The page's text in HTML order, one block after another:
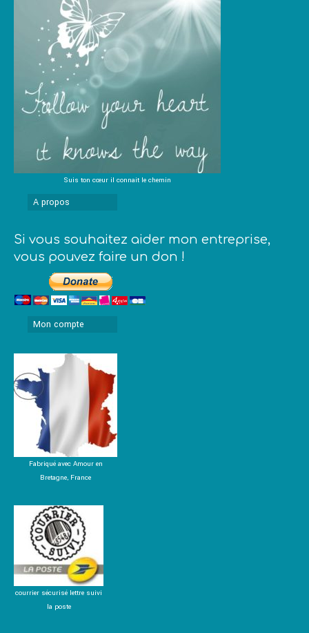
Suis ton cœur il connait le chemin
A propos
Si vous souhaitez aider mon entreprise,
vous pouvez faire un don !
Mon compte
Fabriqué avec Amour en
Bretagne, France
courrier sécurisé lettre suivi
la poste